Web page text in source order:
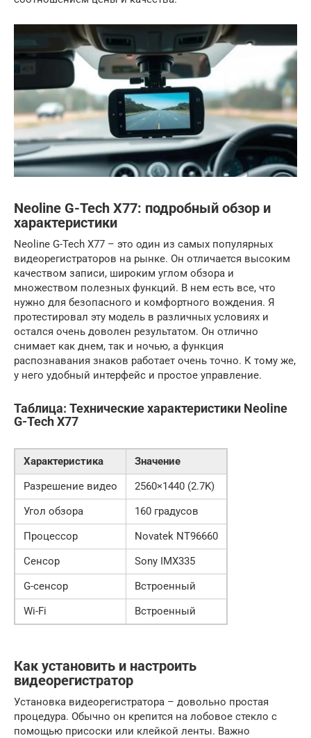
Neoline G-Tech X77: подробный обзор и
характеристики
Neoline G-Tech X77 – это один из самых популярных
видеорегистраторов на рынке. Он отличается высоким
качеством записи, широким углом обзора и
множеством полезных функций. В нем есть все, что
нужно для безопасного и комфортного вождения. Я
протестировал эту модель в различных условиях и
остался очень доволен результатом. Он отлично
снимает как днем, так и ночью, а функция
распознавания знаков работает очень точно. К тому же,
у него удобный интерфейс и простое управление.
Таблица: Технические характеристики Neoline
G-Tech X77
Характеристика
Значение
Разрешение видео
2560×1440 (2.7K)
Угол обзора
160 градусов
Процессор
Novatek NT96660
Сенсор
Sony IMX335
G-сенсор
Встроенный
Wi-Fi
Встроенный
Как установить и настроить
видеорегистратор
Установка видеорегистратора – довольно простая
процедура. Обычно он крепится на лобовое стекло с
помощью присоски или клейкой ленты. Важно